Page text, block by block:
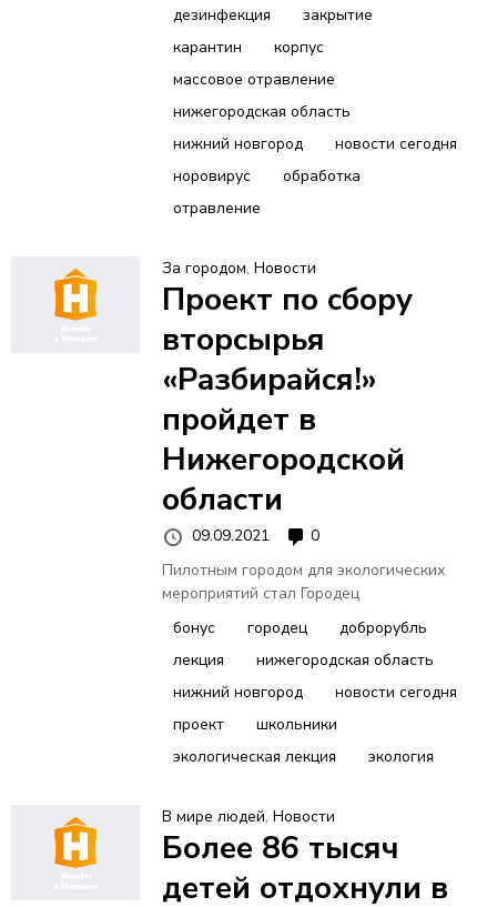
дезинфекция
закрытие
карантин
корпус
массовое отравление
нижегородская область
нижний новгород
новости сегодня
норовирус
обработка
отравление
За городом, Новости
Проект по сбору
вторсырья
«Разбирайся!»
пройдет в
Нижегородской
области
09.09.2021
0
Пилотным городом для экологических
мероприятий стал Городец
бонус
городец
доброрубль
лекция
нижегородская область
нижний новгород
новости сегодня
проект
школьники
экологическая лекция
экология
В мире людей, Новости
Более 86 тысяч
детей отдохнули в